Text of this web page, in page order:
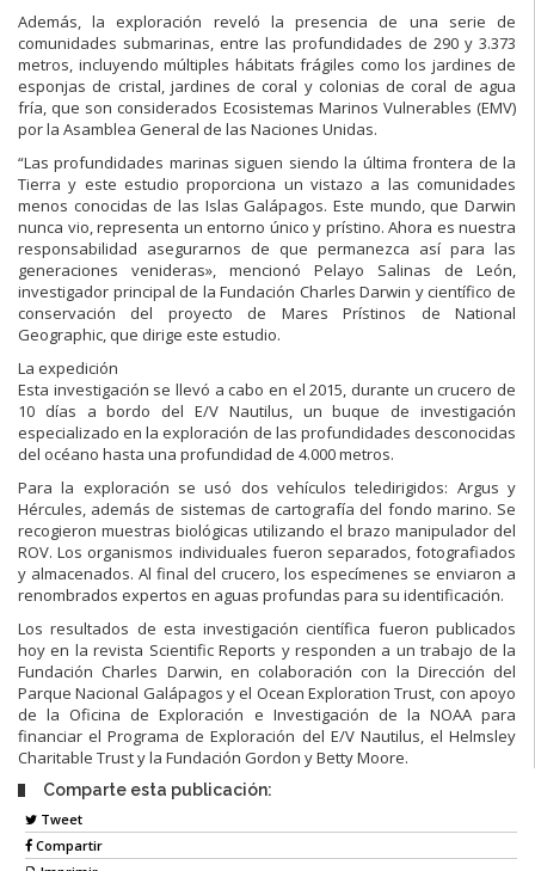
Además, la exploración reveló la presencia de una serie de
comunidades submarinas, entre las profundidades de 290 y 3.373
metros, incluyendo múltiples hábitats frágiles como los jardines de
esponjas de cristal, jardines de coral y colonias de coral de agua
fría, que son considerados Ecosistemas Marinos Vulnerables (EMV)
por la Asamblea General de las Naciones Unidas.
“Las profundidades marinas siguen siendo la última frontera de la
Tierra y este estudio proporciona un vistazo a las comunidades
menos conocidas de las Islas Galápagos. Este mundo, que Darwin
nunca vio, representa un entorno único y prístino. Ahora es nuestra
responsabilidad asegurarnos de que permanezca así para las
generaciones venideras», mencionó Pelayo Salinas de León,
investigador principal de la Fundación Charles Darwin y científico de
conservación del proyecto de Mares Prístinos de National
Geographic, que dirige este estudio.
La expedición
Esta investigación se llevó a cabo en el 2015, durante un crucero de
10 días a bordo del E/V Nautilus, un buque de investigación
especializado en la exploración de las profundidades desconocidas
del océano hasta una profundidad de 4.000 metros.
Para la exploración se usó dos vehículos teledirigidos: Argus y
Hércules, además de sistemas de cartografía del fondo marino. Se
recogieron muestras biológicas utilizando el brazo manipulador del
ROV. Los organismos individuales fueron separados, fotografiados
y almacenados. Al final del crucero, los especímenes se enviaron a
renombrados expertos en aguas profundas para su identificación.
Los resultados de esta investigación científica fueron publicados
hoy en la revista Scientific Reports y responden a un trabajo de la
Fundación Charles Darwin, en colaboración con la Dirección del
Parque Nacional Galápagos y el Ocean Exploration Trust, con apoyo
de la Oficina de Exploración e Investigación de la NOAA para
financiar el Programa de Exploración del E/V Nautilus, el Helmsley
Charitable Trust y la Fundación Gordon y Betty Moore.
Comparte esta publicación:
Tweet
Compartir